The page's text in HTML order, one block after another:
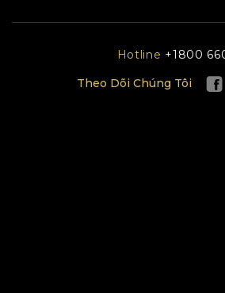
Hotline +1800
Theo Dõi Chúng Tôi